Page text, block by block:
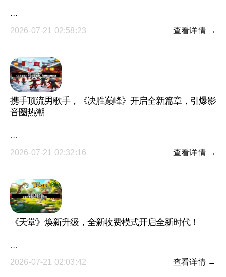
···
2026-07-21 02:58:23
查看详情 →
携手顶流男歌手，《决胜巅峰》开启全新篇章，引爆影
音圈热潮
···
2026-07-21 02:32:16
查看详情 →
《天堂》焕新升级，全新收费模式开启全新时代！
···
2026-07-21 02:03:42
查看详情 →